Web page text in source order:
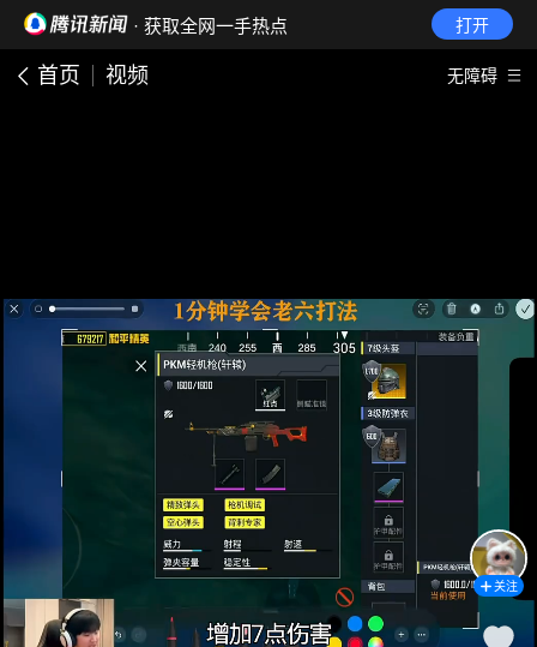
· 获取全网一手热点 打开
首页 视频 无障碍
关注